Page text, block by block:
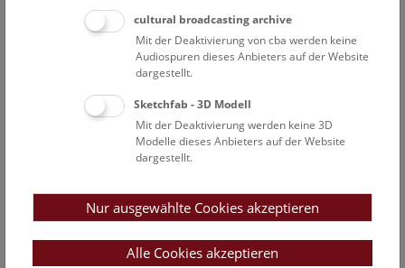
11:45 – 15:15
Open Deck: Tiere und Pflanzen im
Das Deck 50 ist für alle Besucher*innen offen und lädt
zum Mitmachen ein!
cultural broadcasting archive
Mit der Deaktivierung von cba werden keine
Audiospuren dieses Anbieters auf der Website
dargestellt.
Sketchfab - 3D Modell
Mit der Deaktivierung werden keine 3D
Modelle dieses Anbieters auf der Website
dargestellt.
Nur ausgewählte Cookies akzeptieren
Alle Cookies akzeptieren